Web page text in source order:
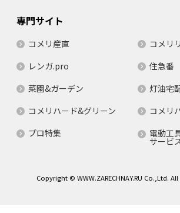
専門サイト
コメリ産直
コメリ
レンガ.pro
住急番
菜園&ガーデン
灯油宅
コメリハード&グリーン
コメリ
プロ特集
電動工
サービ
Copyright © WWW.ZARECHNAY.RU Co.,Ltd.